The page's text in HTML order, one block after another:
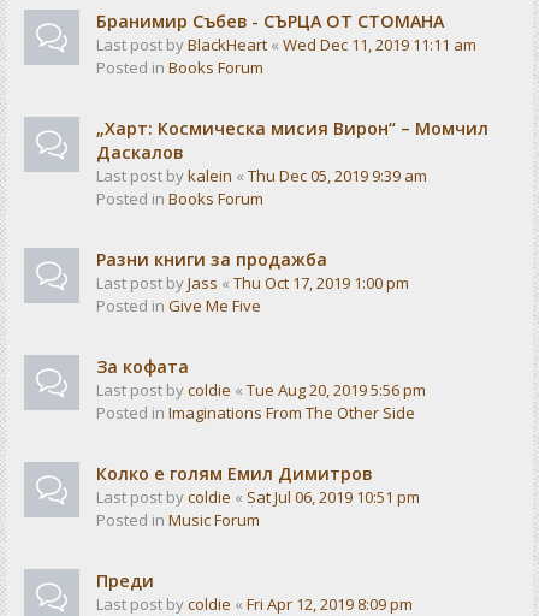
Бранимир Събев - СЪРЦА ОТ СТОМАНА
Last post byBlackHeart « Wed Dec 11, 2019 11:11 am
Posted in Books Forum
„Харт: Космическа мисия Вирон“ – Момчил
Даскалов
Last post bykalein « Thu Dec 05, 2019 9:39 am
Posted in Books Forum
Разни книги за продажба
Last post byJass « Thu Oct 17, 2019 1:00 pm
Posted in Give Me Five
За кофата
Last post bycoldie « Tue Aug 20, 2019 5:56 pm
Posted in Imaginations From The Other Side
Колко е голям Емил Димитров
Last post bycoldie « Sat Jul 06, 2019 10:51 pm
Posted in Music Forum
Преди
Last post bycoldie « Fri Apr 12, 2019 8:09 pm